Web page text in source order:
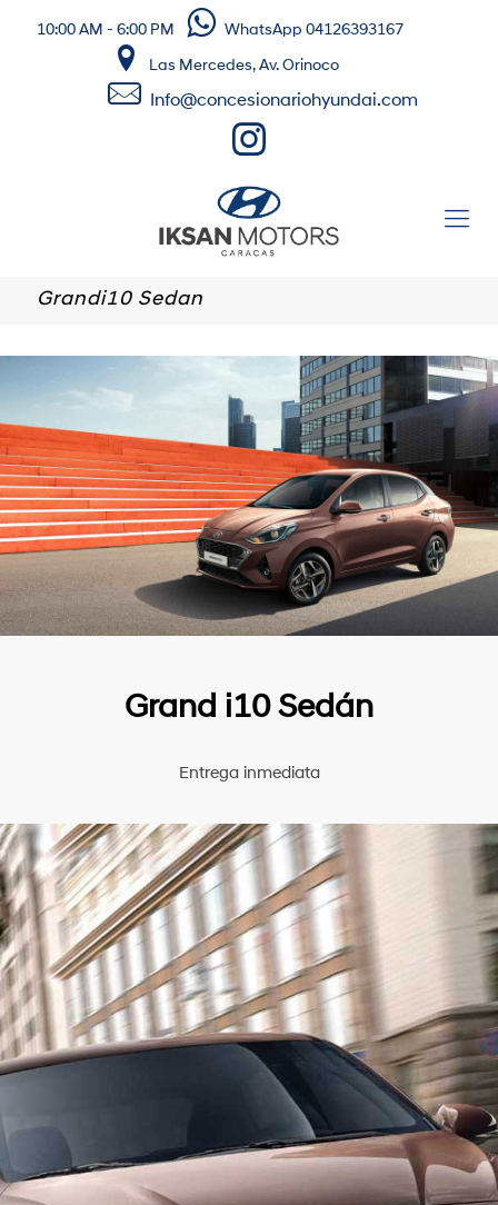
10:00 AM - 6:00 PM WhatsApp 04126393167
Las Mercedes, Av. Orinoco
Info@concesionariohyundai.com
Grandi10 Sedan
Grand i10 Sedán
Entrega inmediata